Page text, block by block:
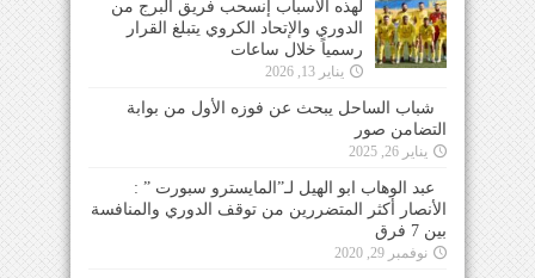
لهذه الأسباب إنسحب فريق البرج من
الدوري والإتحاد الكروي يتبلغ القرار
رسمياً خلال ساعات
يناير 13, 2026
شباب الساحل يبحث عن فوزه الأول من بوابة
التضامن صور
يناير 26, 2025
عبد الوهاب ابو الهيل لـ”المايسترو سبورت ” :
الأنصار أكثر المتضررين من توقف الدوري والمنافسة
بين 7 فرق
نوفمبر 29, 2020